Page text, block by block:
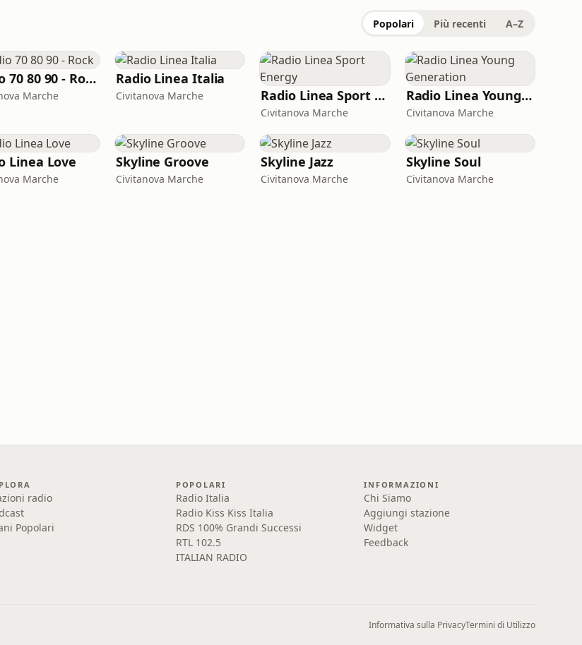
Popolari Più recenti A–Z
Radio 70 80 90 - Rock
Marche
Radio Linea Italia
Civitanova Marche Radio Linea Sport Energy
Civitanova Marche
Radio Linea Young Generation
Civitanova Marche
Linea Love
Marche
Skyline Groove
Civitanova Marche
Skyline Jazz
Civitanova Marche
Skyline Soul
Civitanova Marche
radio
Popolari
POPOLARI
Radio Italia
Radio Kiss Kiss Italia
RDS 100% Grandi Successi
RTL 102.5
ITALIAN RADIO
INFORMAZIONI
Chi Siamo
Aggiungi stazione
Widget
Feedback
Informativa sulla PrivacyTermini di Utilizzo